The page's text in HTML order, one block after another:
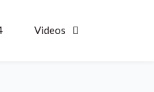
Videos